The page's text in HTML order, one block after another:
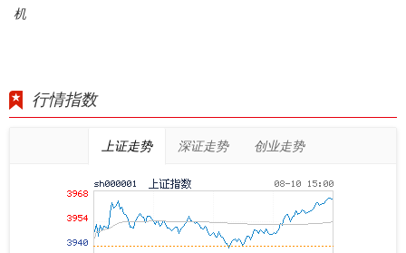
机
行情指数
上证走势 深证走势 创业走势